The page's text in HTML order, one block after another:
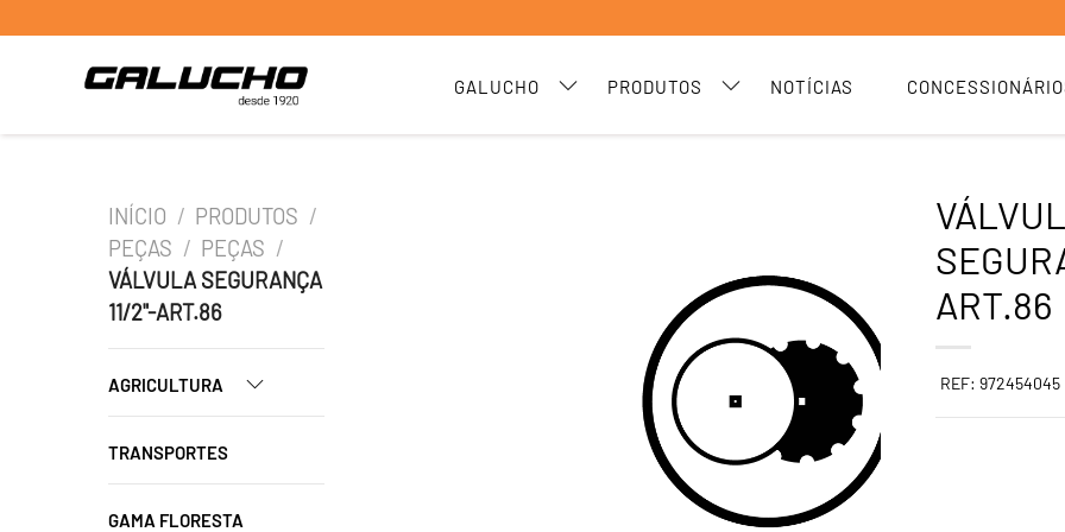
GALUCHO PRODUTOS NOTÍCIAS
INÍCIO / PRODUTOS /
PEÇAS / PEÇAS /
VÁLVULA SEGURANÇA
11/2"-ART.86
AGRICULTURA
TRANSPORTES
GAMA FLORESTA
ART.86
REF: 972454045